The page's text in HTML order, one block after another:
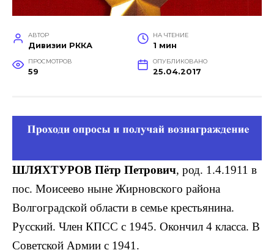
АВТОР
Дивизии РККА
НА ЧТЕНИЕ
1 мин
ПРОСМОТРОВ
59
ОПУБЛИКОВАНО
25.04.2017
ШЛЯХТУРОВ Пётр Петрович, род. 1.4.1911 в
пос. Моисеево ныне Жирновского района
Волгоградской области в семье крестьяни­на.
Русский. Член КПСС с 1945. Окончил 4 класса. В
Советской Армии с 1941.